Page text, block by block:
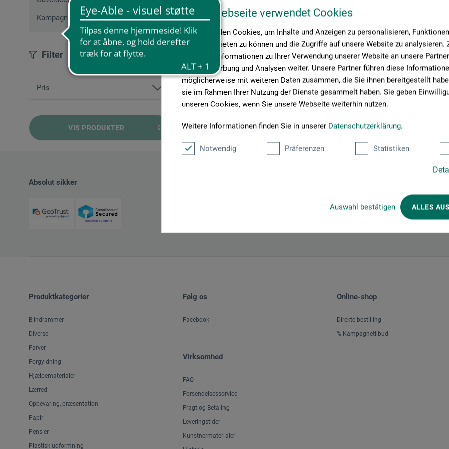
Diese Webseite verwendet Cookies
Wir verwenden Cookies, um Inhalte und Anzeigen zu personalisieren,
Medien anbieten zu können und die Zugriffe auf unsere Website zu analysieren.
geben wir Informationen zu Ihrer Verwendung unserer Website an unsere
Medien, Werbung und Analysen weiter. Unsere Partner führen diese
möglicherweise mit weiteren Daten zusammen, die Sie ihnen bereitgestellt
sie im Rahmen Ihrer Nutzung der Dienste gesammelt haben. Sie geben
unseren Cookies, wenn Sie unsere Webseite weiterhin nutzen.
Weitere Informationen finden Sie in unserer Datenschutzerklärung.
Notwendig Präferenzen Statistiken
Auswahl bestätigen ALLES
Kampagnetilbud
Filter
Pris
VIS PRODUKTER
Absolut sikker
Produktkategorier
Blindrammer
Diverse
Farver
Forgyldning
Hjælpematerialer
Lærred
Opbevaring, præsentation
Papir
Pensler
Plastisk udformning
Følg os
Facebook
Virksomhed
FAQ
Forsendelsesservice
Fragt og Betaling
Leveringstider
Kunstnermaterialer
Online-shop
Direkte bestilling
% Kampagnetilbud